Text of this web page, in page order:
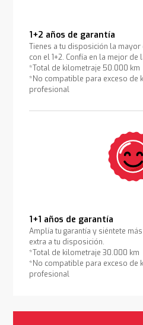
1+2 años de garantía
Tienes a tu disposición la
con el 1+2. Confía en la mejor de
*Total de kilometraje 50.000 km
*No compatible para exceso de
profesional
1+1 años de garantía
Amplía tu garantía y siéntete
extra a tu disposición.
*Total de kilometraje 30.000 km
*No compatible para exceso de
profesional